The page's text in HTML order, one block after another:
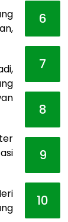
6
7
8
9
10